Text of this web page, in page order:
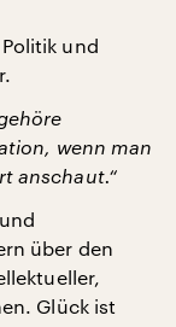
und
wenn man
anschaut.“
über den
Glück ist